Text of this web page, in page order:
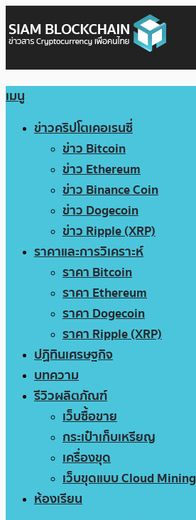
เมนู
ข่าวคริปโตเคอเรนซี่
ข่าว Bitcoin
ข่าว Ethereum
ข่าว Binance Coin
ข่าว Dogecoin
ข่าว Ripple (XRP)
ราคาและการวิเคราะห์
ราคา Bitcoin
ราคา Ethereum
ราคา Dogecoin
ราคา Ripple (XRP)
ปฏิทินเศรษฐกิจ
บทความ
รีวิวผลิตภัณฑ์
เว็บซื้อขาย
กระเป๋าเก็บเหรียญ
เครื่องขุด
เว็บขุดแบบ Cloud Mining
ห้องเรียน